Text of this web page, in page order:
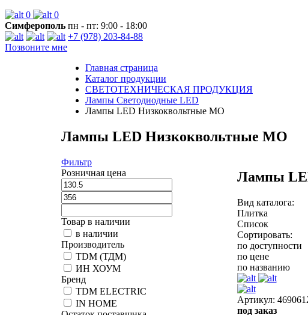
0
0
Симферополь пн - пт: 9:00 - 18:00
+7 (978) 203-84-88
Позвоните мне
Главная страница
Каталог продукции
СВЕТОТЕХНИЧЕСКАЯ ПРОДУКЦИЯ
Лампы Светодиодные LED
Лампы LED Низкоквольтные МО
Лампы LED Низкоквольтные МО
Фильтр
Розничная цена
Товар в наличии
в наличии
Производитель
TDM (ТДМ)
ИН ХОУМ
Бренд
TDM ELECTRIC
IN HOME
Лампы
Вид каталога:
Плитка
Список
Сортировать:
по доступности
по цене
по названию
Артикул:
под заказ